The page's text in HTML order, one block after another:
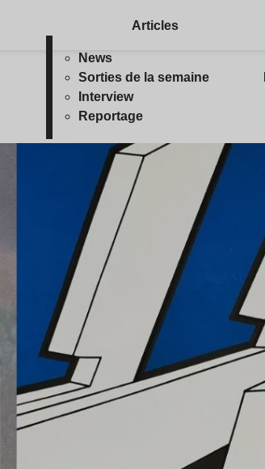
Articles
News
Sorties de la semaine
Interview
Reportage